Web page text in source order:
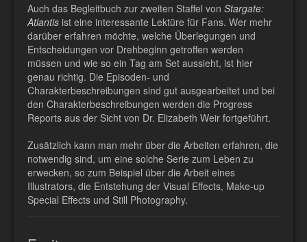
Auch das Begleitbuch zur zweiten Staffel von Stargate:
Atlantis ist eine interessante Lektüre für Fans. Wer mehr
darüber erfahren möchte, welche Überlegungen und
Entscheidungen vor Drehbeginn getroffen werden
müssen und wie so ein Tag am Set aussieht, ist hier
genau richtig. Die Episoden- und
Charakterbeschreibungen sind gut ausgearbeitet und bei
den Charakterbeschreibungen werden die Progress
Reports aus der Sicht von Dr. Elizabeth Weir fortgeführt.
Zusätzlich kann man mehr über die Arbeiten erfahren, die
notwendig sind, um eine solche Serie zum Leben zu
erwecken, so zum Beispiel über die Arbeit eines
Illustrators, die Entstehung der Visual Effects, Make-up
Special Effects und Still Photography.